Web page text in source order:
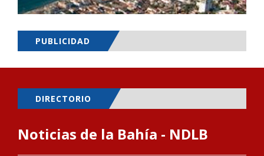
PUBLICIDAD
DIRECTORIO
Noticias de la Bahía - NDLB